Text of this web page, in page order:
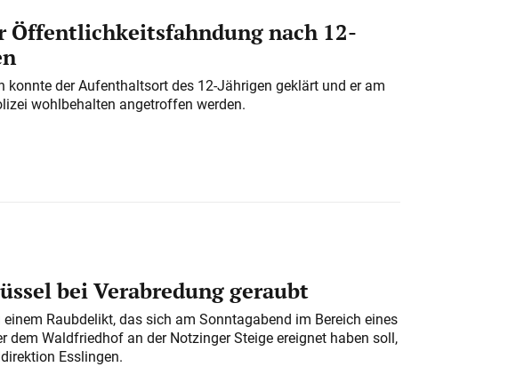
Öffentlichkeitsfahndung nach 12-
konnte der Aufenthaltsort des 12-Jährigen geklärt und er am
wohlbehalten angetroffen werden.
bei Verabredung geraubt
Raubdelikt, das sich am Sonntagabend im Bereich eines
dem Waldfriedhof an der Notzinger Steige ereignet haben soll,
Esslingen.